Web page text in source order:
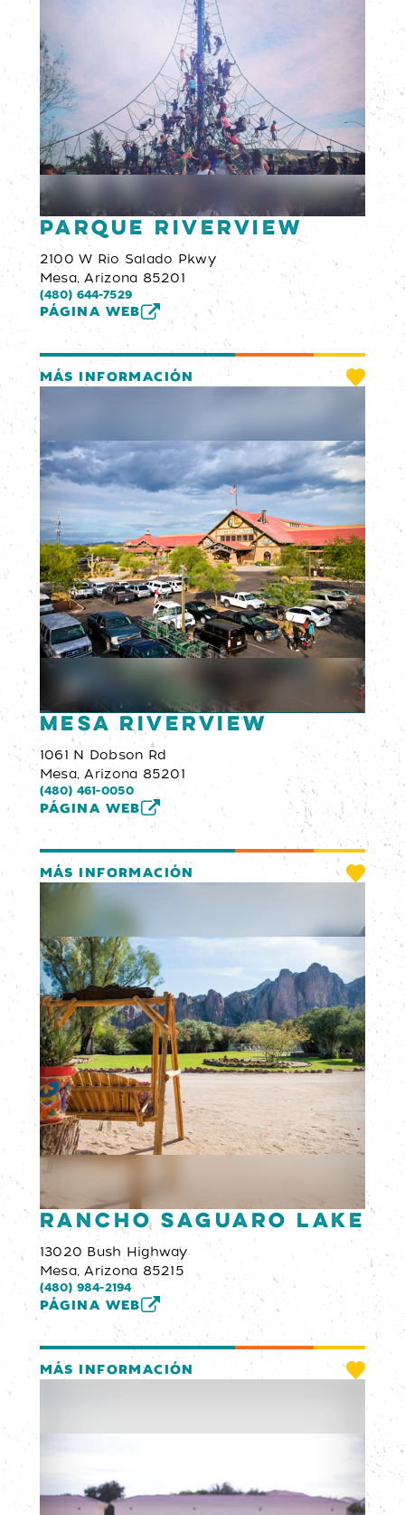
Parque Riverview
2100 W Rio Salado Pkwy
Mesa, Arizona 85201
(480) 644-7529
PÁGINA WEB
MÁS INFORMACIÓN
Mesa Riverview
1061 N Dobson Rd
Mesa, Arizona 85201
(480) 461-0050
PÁGINA WEB
MÁS INFORMACIÓN
Rancho Saguaro Lake
13020 Bush Highway
Mesa, Arizona 85215
(480) 984-2194
PÁGINA WEB
MÁS INFORMACIÓN